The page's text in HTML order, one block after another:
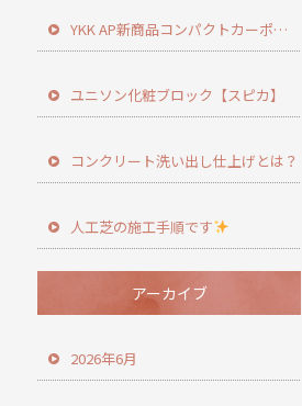
YKK AP新商品コンパクトカーポート登場！
ユニソン化粧ブロック【スピカ】
コンクリート洗い出し仕上げとは？
人工芝の施工手順です
アーカイブ
2026年6月